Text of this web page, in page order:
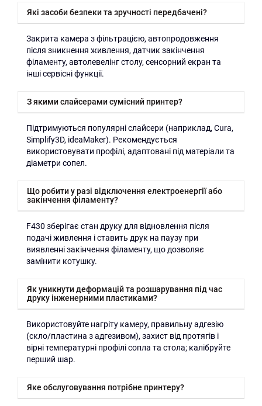
Які засоби безпеки та зручності передбачені?
Закрита камера з фільтрацією, автопродовження
після зникнення живлення, датчик закінчення
філаменту, автолевелінг столу, сенсорний екран та
інші сервісні функції.
З якими слайсерами сумісний принтер?
Підтримуються популярні слайсери (наприклад, Cura,
Simplify3D, ideaMaker). Рекомендується
використовувати профілі, адаптовані під матеріали та
діаметри сопел.
Що робити у разі відключення електроенергії або
закінчення філаменту?
F430 зберігає стан друку для відновлення після
подачі живлення і ставить друк на паузу при
виявленні закінчення філаменту, що дозволяє
замінити котушку.
Як уникнути деформацій та розшарування під час
друку інженерними пластиками?
Використовуйте нагріту камеру, правильну адгезію
(скло/пластина з адгезивом), захист від протягів і
вірні температурні профілі сопла та стола; калібруйте
перший шар.
Яке обслуговування потрібне принтеру?